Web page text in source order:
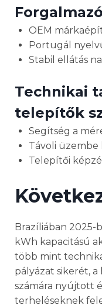
OEM
Portugál
Stabil ellátás
Technikai
telepítők
Segítség a
Távoli
Telepítői
Brazíliában 2025-
kWh kapacitású
több mint
pályázat sikerét,
számára nyújtott
terheléseknek